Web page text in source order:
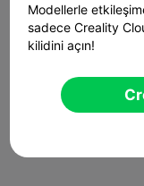
Modellerle
sadece Creality
kilidini açın!